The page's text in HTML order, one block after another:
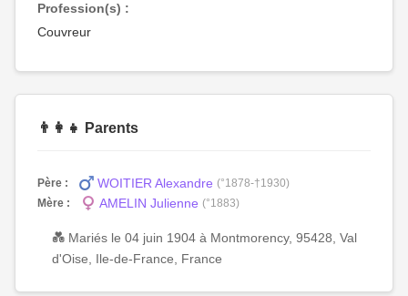
Profession(s) :
Couvreur
👨‍👩‍👧 Parents
Père : WOITIER Alexandre (°1878-†1930)
Mère :
AMELIN Julienne (°1883)
💑 Mariés le 04 juin 1904 à Montmorency, 95428, Val
d'Oise, Ile-de-France, France